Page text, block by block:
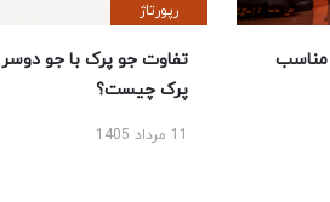
مناسب
رپورتاژ
تفاوت جو پرک با جو دوسر
پرک چیست؟
11 مرداد 1405